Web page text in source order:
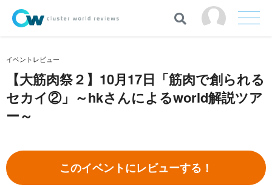
イベントレビュー
【大筋肉祭２】10月17日「筋肉で創られる
セカイ②」～hkさんによるworld解説ツア
ー～
このイベントにレビューする！